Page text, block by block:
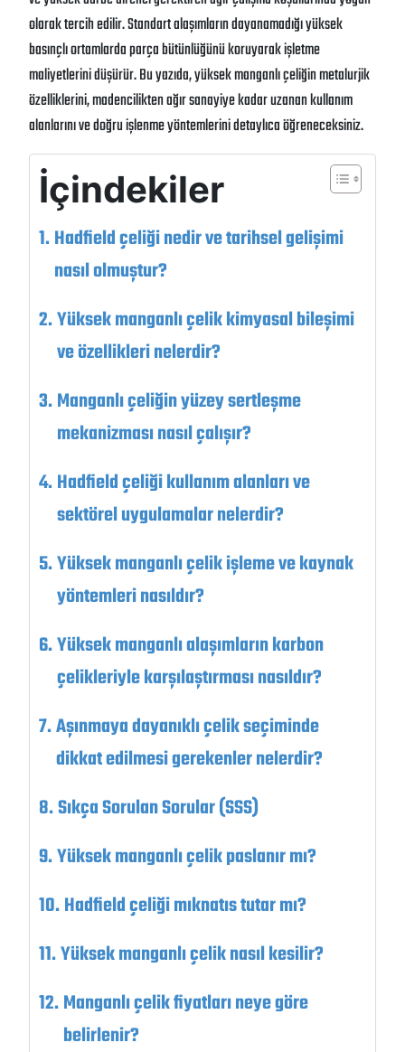
olarak tercih edilir. Standart alaşımların dayanamadığı yüksek
basınçlı ortamlarda parça bütünlüğünü koruyarak işletme
maliyetlerini düşürür. Bu yazıda, yüksek manganlı çeliğin metalurjik
özelliklerini, madencilikten ağır sanayiye kadar uzanan kullanım
alanlarını ve doğru işlenme yöntemlerini detaylıca öğreneceksiniz.
İçindekiler
Hadfield çeliği nedir ve tarihsel gelişimi
nasıl olmuştur?
Yüksek manganlı çelik kimyasal bileşimi
ve özellikleri nelerdir?
Manganlı çeliğin yüzey sertleşme
mekanizması nasıl çalışır?
Hadfield çeliği kullanım alanları ve
sektörel uygulamalar nelerdir?
Yüksek manganlı çelik işleme ve kaynak
yöntemleri nasıldır?
Yüksek manganlı alaşımların karbon
çelikleriyle karşılaştırması nasıldır?
Aşınmaya dayanıklı çelik seçiminde
dikkat edilmesi gerekenler nelerdir?
Sıkça Sorulan Sorular (SSS)
Yüksek manganlı çelik paslanır mı?
Hadfield çeliği mıknatıs tutar mı?
Yüksek manganlı çelik nasıl kesilir?
Manganlı çelik fiyatları neye göre
belirlenir?